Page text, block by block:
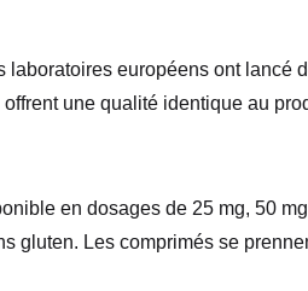
européens ont lancé
une qualité identique au
en dosages de 25 mg, 50
gluten. Les comprimés se